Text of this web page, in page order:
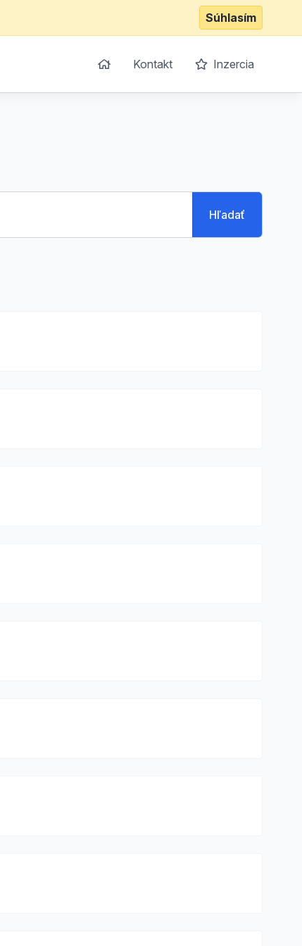
Súhlasím
Kontakt Inzercia
Hľadať